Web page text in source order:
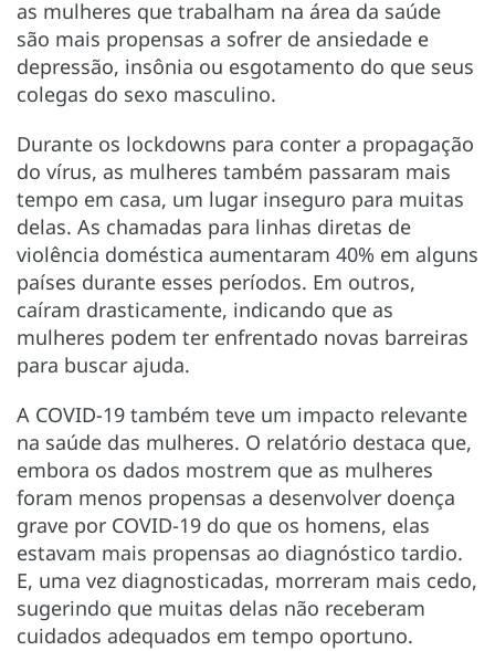
as mulheres que trabalham na área da saúde
são mais propensas a sofrer de ansiedade e
depressão, insônia ou esgotamento do que seus
colegas do sexo masculino.
Durante os lockdowns para conter a propagação
do vírus, as mulheres também passaram mais
tempo em casa, um lugar inseguro para muitas
delas. As chamadas para linhas diretas de
violência doméstica aumentaram 40% em alguns
países durante esses períodos. Em outros,
caíram drasticamente, indicando que as
mulheres podem ter enfrentado novas barreiras
para buscar ajuda.
A COVID-19 também teve um impacto relevante
na saúde das mulheres. O relatório destaca que,
embora os dados mostrem que as mulheres
foram menos propensas a desenvolver doença
grave por COVID-19 do que os homens, elas
estavam mais propensas ao diagnóstico tardio.
E, uma vez diagnosticadas, morreram mais cedo,
sugerindo que muitas delas não receberam
cuidados adequados em tempo oportuno.